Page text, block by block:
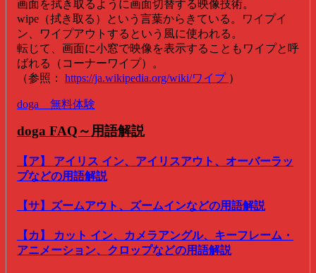
画面を拭き取るように画面切替する映像技術。
wipe（拭き取る）という言葉からきている。ワイプイ
ン、ワイプアウトするという風に使われる。
転じて、画面に小窓で映像を表示することもワイプと呼
ばれる（コーナーワイプ）。
（参照： https://ja.wikipedia.org/wiki/ワイプ ）
doga 無料体験
doga FAQ～用語解説
【ア】 アイリス イン、アイリスアウト、オーバーラッ
プなどの用語解説
【サ】ズームアウト、ズームインなどの用語解説
【カ】 カット イン、カメラアングル、キーフレーム・
アニメーション、クロップなどの用語解説